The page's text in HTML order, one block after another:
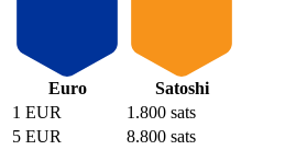
Euro
Satoshi
1 EUR
1.800 sats
5 EUR
8.800 sats